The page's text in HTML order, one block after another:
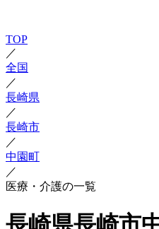
TOP
／
全国
／
長崎県
／
長崎市
／
中園町
／
医療・介護の一覧